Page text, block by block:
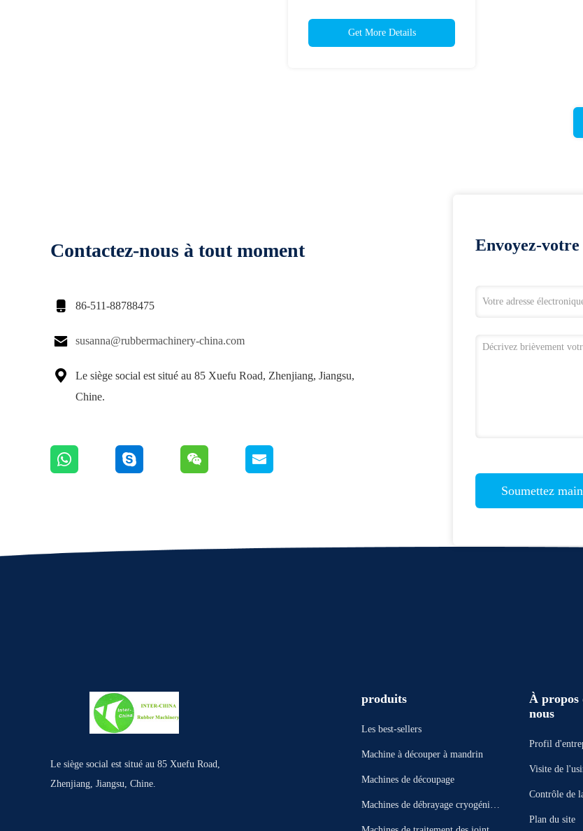
précision;
Get More Details
Contactez-nous à tout moment
 86-511-88788475
 susanna@rubbermachinery-china.com

Le siège social est situé au 85 Xuefu Road, Zhenjiang, Jiangsu,
Chine.
Envoyez-
Soumettez
Le siège social est situé au 85 Xuefu Road,
Zhenjiang, Jiangsu, Chine.
produits
Les best-sellers
Machine à découper à mandrin
Machines de découpage
Machines de débrayage cryogéniqu
À propos
nous
Profil
Visite de
Contrôle de
Plan du site